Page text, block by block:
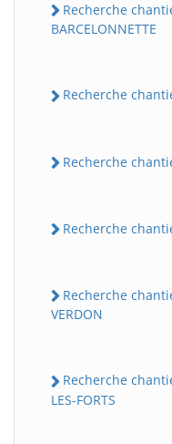
Recherche
BARCELONNETTE
Recherche
Recherche
Recherche
Recherche
VERDON
Recherche
LES-FORTS